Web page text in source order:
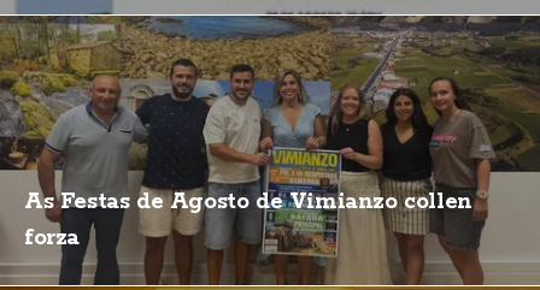
As Festas de Agosto de Vimianzo collen
forza